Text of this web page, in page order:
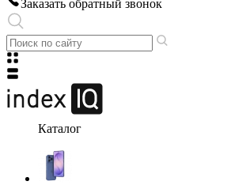
Заказать обратный звонок
Каталог